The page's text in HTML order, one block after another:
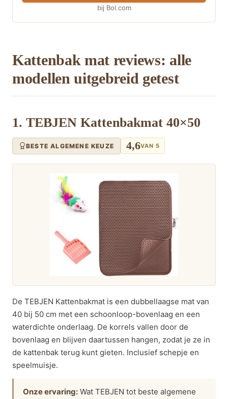
bij Bol.com
Kattenbak mat reviews: alle
modellen uitgebreid getest
1. TEBJEN Kattenbakmat 40×50
BESTE ALGEMENE KEUZE 4,6VAN 5
De TEBJEN Kattenbakmat is een dubbellaagse mat van
40 bij 50 cm met een schoonloop-bovenlaag en een
waterdichte onderlaag. De korrels vallen door de
bovenlaag en blijven daartussen hangen, zodat je ze in
de kattenbak terug kunt gieten. Inclusief schepje en
speelmuisje.
Onze ervaring: Wat TEBJEN tot beste algemene